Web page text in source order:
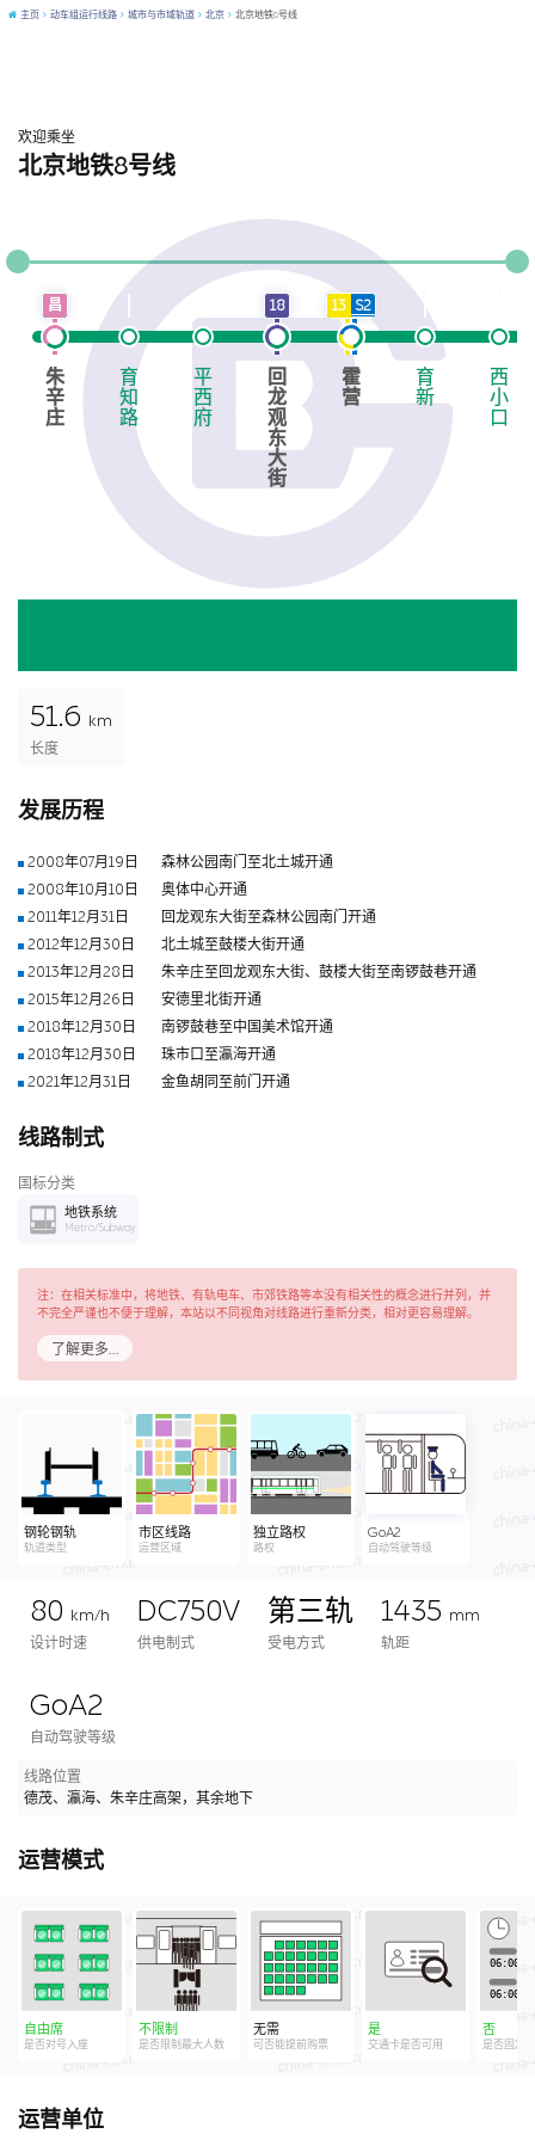
主页 动车组运行线路 城市与市域轨道 北京 北京地铁8号线
欢迎乘坐
北京地铁8号线
昌
朱
辛
庄
育
知
路
平
西
府
18
回
龙
观
东
大
街
13 S2
霍
营
育
新
西
小
口
51.6
km
长度
发展历程
2008年07月19日
森林公园南门至北土城开通
2008年10月10日
奥体中心开通
2011年12月31日
回龙观东大街至森林公园南门开通
2012年12月30日
北土城至鼓楼大街开通
2013年12月28日
朱辛庄至回龙观东大街、鼓楼大街至南锣鼓巷开通
2015年12月26日
安德里北街开通
2018年12月30日
南锣鼓巷至中国美术馆开通
2018年12月30日
珠市口至瀛海开通
2021年12月31日
金鱼胡同至前门开通
线路制式
国标分类
地铁系统
Metro/Subway
注：在相关标准中，将地铁、有轨电车、市郊铁路等本没有相关性的概念进行并列，并
不完全严谨也不便于理解，本站以不同视角对线路进行重新分类，相对更容易理解。
了解更多…
钢轮钢轨
轨道类型
市区线路
运营区域
独立路权
路权
GoA2
自动驾驶等级
80
km/h
设计时速
DC750V
供电制式
第三轨
受电方式
1435 mm
轨距
GoA2
自动驾驶等级
线路位置
德茂、瀛海、朱辛庄高架，其余地下
运营模式
自由席
是否对号入座
不限制
是否限制最大人数
无需
可否能提前购票
是
交通卡是否可用
否
是否固定
运营单位